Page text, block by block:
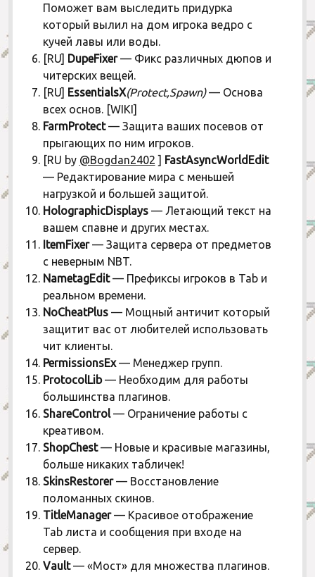
Поможет вам выследить придурка
который вылил на дом игрока ведро с
кучей лавы или воды.
[RU] DupeFixer— Фикс различных дюпов и
читерских вещей.
[RU] EssentialsX(Protect,Spawn)— Основа
всех основ. [WIKI]
FarmProtect— Защита ваших посевов от
прыгающих по ним игроков.
[RU by @Bogdan2402 ] FastAsyncWorldEdit
— Редактирование мира с меньшей
нагрузкой и большей защитой.
HolographicDisplays— Летающий текст на
вашем спавне и других местах.
ItemFixer— Защита сервера от предметов
с неверным NBT.
NametagEdit— Префиксы игроков в Tab и
реальном времени.
NoCheatPlus— Мощный античит который
защитит вас от любителей использовать
чит клиенты.
PermissionsEx— Менеджер групп.
ProtocolLib— Необходим для работы
большинства плагинов.
ShareControl— Ограничение работы с
креативом.
ShopChest— Новые и красивые магазины,
больше никаких табличек!
SkinsRestorer— Восстановление
поломанных скинов.
TitleManager— Красивое отображение
Tab листа и сообщения при входе на
сервер.
Vault— «Мост» для множества плагинов.